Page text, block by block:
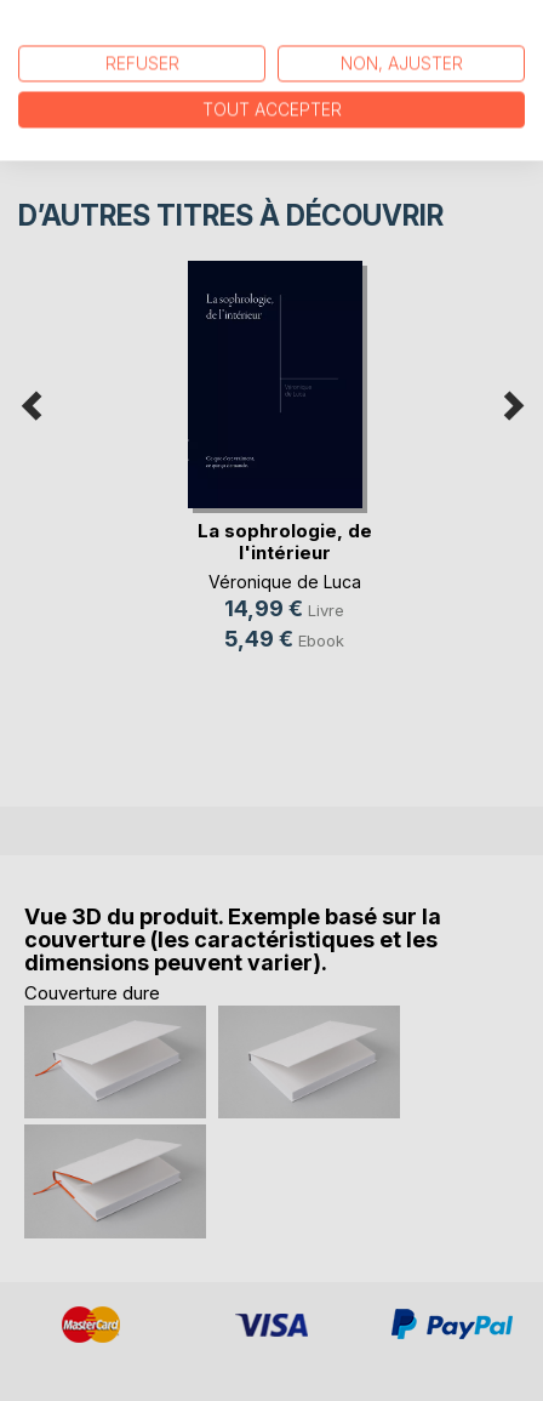
AVIS
D’AUTRES TITRES À DÉCOUVRIR
La sophrologie, de
l'intérieur
Véronique de Luca
14,99 € Livre
5,49 € Ebook
Vue 3D du produit. Exemple basé sur la
couverture (les caractéristiques et les
dimensions peuvent varier).
Couverture dure
REFUSER NON, AJUSTER
TOUT ACCEPTER